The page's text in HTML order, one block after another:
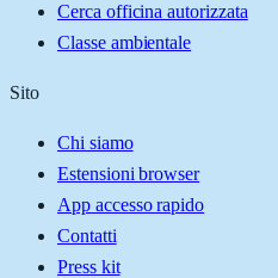
Cerca officina autorizzata
Classe ambientale
Sito
Chi siamo
Estensioni browser
App accesso rapido
Contatti
Press kit